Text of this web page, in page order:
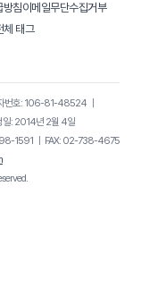
방침이메일무단수집거부
체 태그
번호: 106-81-48524｜
일: 2014년 2월 4일
1591
FAX: 02-738-4675